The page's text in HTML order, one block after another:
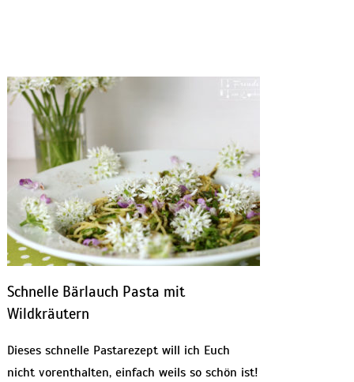
Schnelle Bärlauch Pasta mit
Wildkräutern
Dieses schnelle Pastarezept will ich Euch
nicht vorenthalten, einfach weils so schön ist!